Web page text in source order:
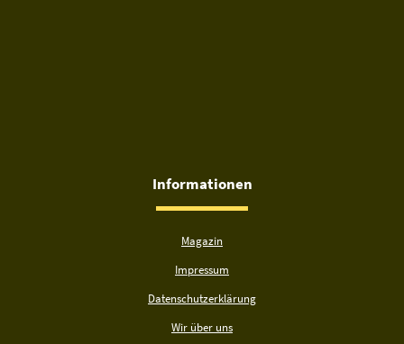
Informationen
Magazin
Impressum
Datenschutzerklärung
Wir über uns